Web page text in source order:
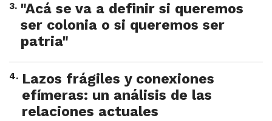
3. "Acá se va a definir si queremos
ser colonia o si queremos ser
patria"
4. Lazos frágiles y conexiones
efímeras: un análisis de las
relaciones actuales